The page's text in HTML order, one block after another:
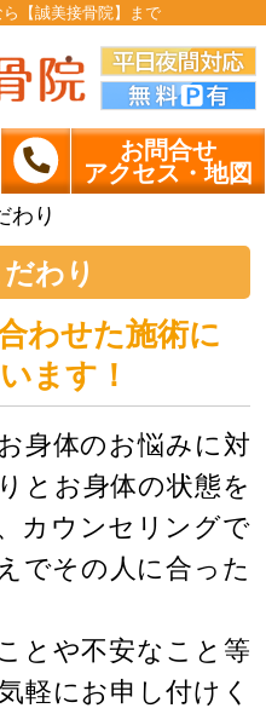
【誠美接骨院】まで
お問合せ
アクセス・地図
わり
わり
わせた施術に
ます！
身体のお悩みに対
とお身体の状態を
カウンセリングで
でその人に合った
とや不安なこと等
軽にお申し付けく